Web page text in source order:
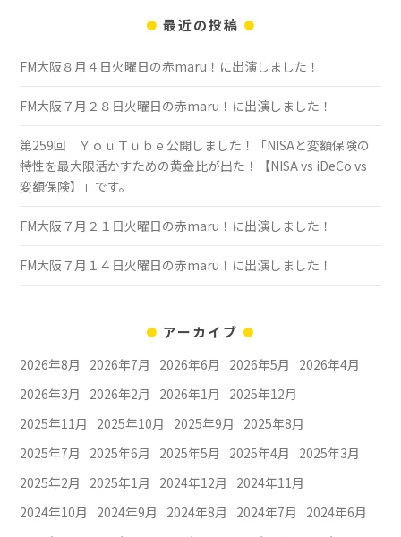
最近の投稿
FM大阪８月４日火曜日の赤maru！に出演しました！
FM大阪７月２８日火曜日の赤maru！に出演しました！
第259回 ＹｏｕＴｕｂｅ公開しました！「NISAと変額保険の
特性を最大限活かすための黄金比が出た！【NISA vs iDeCo vs
変額保険】」です。
FM大阪７月２１日火曜日の赤maru！に出演しました！
FM大阪７月１４日火曜日の赤maru！に出演しました！
アーカイブ
2026年8月 2026年7月 2026年6月 2026年5月
2026年4月
2026年3月
2026年2月 2026年1月
2025年12月
2025年11月
2025年10月 2025年9月
2025年8月
2025年7月
2025年6月 2025年5月 2025年4月
2025年3月
2025年2月
2025年1月 2024年12月
2024年11月
2024年10月
2024年9月 2024年8月 2024年7月
2024年6月